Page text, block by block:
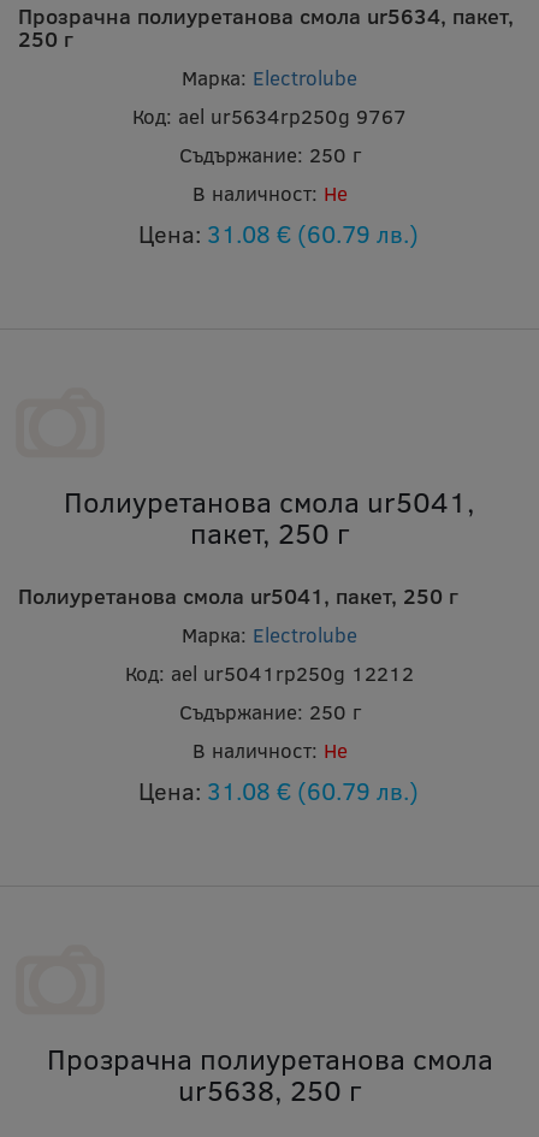
Прозрачна полиуретанова смола ur5634, пакет,
250 г
Марка: Electrolube
Код: ael ur5634rp250g 9767
Съдържание: 250 г
В наличност: Не
Цена: 31.08 € (60.79 лв.)
Полиуретанова смола ur5041,
пакет, 250 г
Полиуретанова смола ur5041, пакет, 250 г
Марка: Electrolube
Код: ael ur5041rp250g 12212
Съдържание: 250 г
В наличност: Не
Цена: 31.08 € (60.79 лв.)
Прозрачна полиуретанова смола
ur5638, 250 г